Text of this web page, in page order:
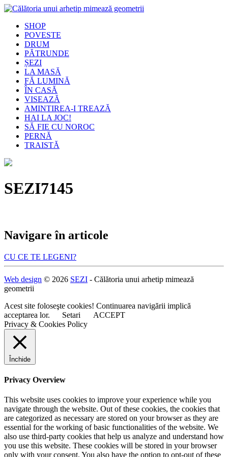
SHOP
POVESTE
DRUM
PĂTRUNDE
ȘEZI
LA MASĂ
FĂ LUMINĂ
ÎN CASĂ
VISEAZĂ
AMINTIREA-I TREAZĂ
HAI LA JOC!
SĂ FIE CU NOROC
PERNĂ
TRAISTĂ
SEZI7145
Navigare în articole
CU CE TE LEGENI?
Web design © 2026 SEZI - Călătoria unui arhetip mimează
geometrii
Acest site foloseşte cookies! Continuarea navigării implică
acceptarea lor.
Setari
ACCEPT
Privacy & Cookies Policy
Închide
Privacy Overview
This website uses cookies to improve your experience while you
navigate through the website. Out of these cookies, the cookies that
are categorized as necessary are stored on your browser as they are
essential for the working of basic functionalities of the website. We
also use third-party cookies that help us analyze and understand how
you use this website. These cookies will be stored in your browser
only with your consent. You also have the option to opt-out of these